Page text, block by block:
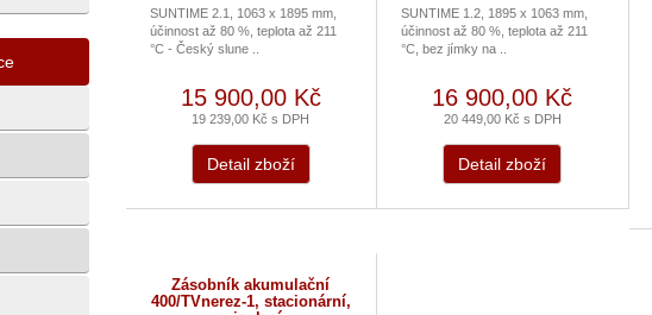
SUNTIME 2.1, 1063 x 1895 mm,
účinnost až 80 %, teplota až 211
°C - Český slune ..
15 900,00 Kč
19 239,00 Kč s DPH
Detail zboží
SUNTIME 1.2, 1895 x 1063 mm,
účinnost až 80 %, teplota až 211
°C, bez jímky na ..
16 900,00 Kč
20 449,00 Kč s DPH
Detail zboží
Zásobník akumulační
400/TVnerez-1, stacionární,